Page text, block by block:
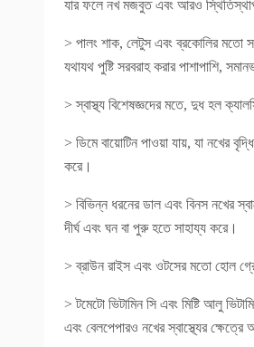
যার ফলে নখ মজবুত এবং আরও
> পালং শাক, লেটুস এবং ব্রকোলির মতো
যথাযথ পুষ্টি সরবরাহ করার পাশাপাশি,
> স্বাস্থ্য বিশেষজ্ঞদের মতে, দুধ হল
> ডিমে বায়োটিন পাওয়া যায়, যা নখের
করে।
> বিভিন্ন ধরনের ডাল এবং বিনস নখের
দীর্ঘ এবং ঘন বা পুরু হতে সাহায্য করে।
> ব্রাউন রাইস এবং ওটসের মতো হোল
> টমেটো ভিটামিন সি এবং মিষ্টি আলু
এবং বেলপেপারও নখের স্বাস্থ্যের